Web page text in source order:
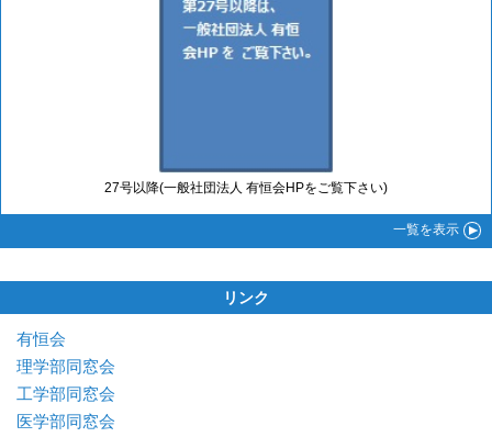
27号以降(一般社団法人 有恒会HPをご覧下さい)
一覧を表示
リンク
有恒会
理学部同窓会
工学部同窓会
医学部同窓会